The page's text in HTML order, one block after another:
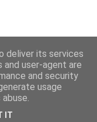
deliver its services
and user-agent are
and security
usage
IT